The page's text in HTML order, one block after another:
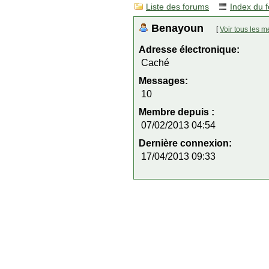
Liste des forums Index du
Benayoun [Voir tous les
Adresse électronique:
Caché
Messages:
10
Membre depuis :
07/02/2013 04:54
Dernière connexion:
17/04/2013 09:33